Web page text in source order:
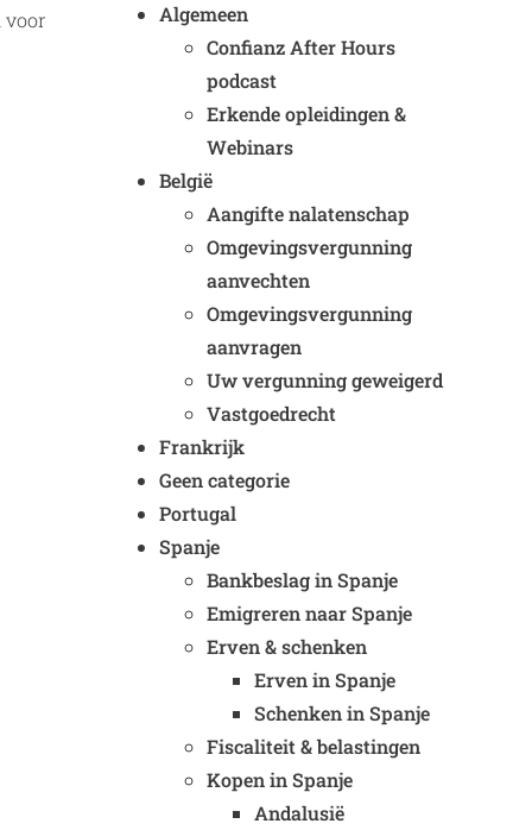
voor
Algemeen
Confianz After Hours
podcast
Erkende opleidingen &
Webinars
België
Aangifte nalatenschap
Omgevingsvergunning
aanvechten
Omgevingsvergunning
aanvragen
Uw vergunning geweigerd
Vastgoedrecht
Frankrijk
Geen categorie
Portugal
Spanje
Bankbeslag in Spanje
Emigreren naar Spanje
Erven & schenken
Erven in Spanje
Schenken in Spanje
Fiscaliteit & belastingen
Kopen in Spanje
Andalusië